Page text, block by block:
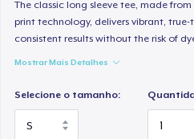
The classic long sleeve tee, made
print technology, delivers vibrant,
consistent results without the risk of
Mostrar Mais Detalhes
Selecione o tamanho:
Heavy Tee
US$ 44,99
Tru Transfer Printed